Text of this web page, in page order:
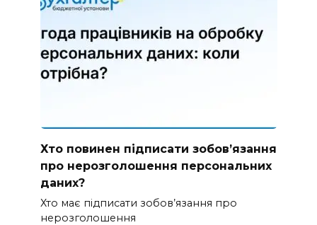
Хто повинен підписати зобов’язання
про нерозголошення персональних
даних?
Хто має підписати зобов’язання про
нерозголошення